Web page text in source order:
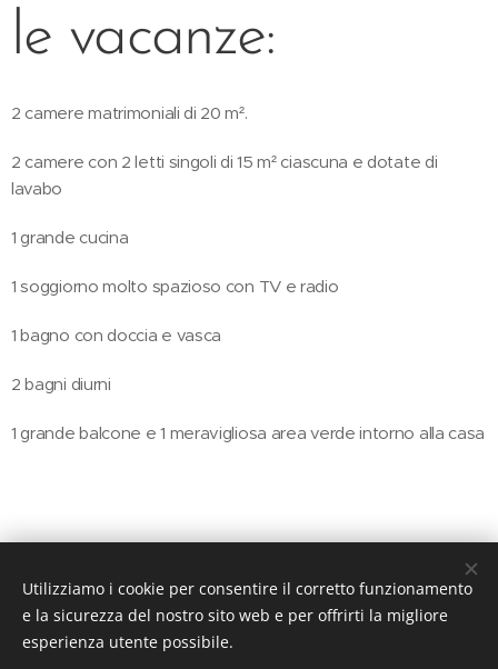
le vacanze:
2 camere matrimoniali di 20 m².
2 camere con 2 letti singoli di 15 m² ciascuna e dotate di
lavabo
1 grande cucina
1 soggiorno molto spazioso con TV e radio
1 bagno con doccia e vasca
2 bagni diurni
1 grande balcone e 1 meravigliosa area verde intorno alla casa
© 2022 Marini Ursula
Impressum Datenschutz und Cookies
Utilizziamo i cookie per consentire il corretto funzionamento
e la sicurezza del nostro sito web e per offrirti la migliore
esperienza utente possibile.